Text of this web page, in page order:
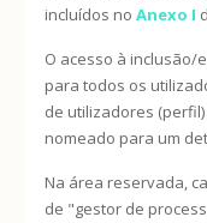
incluídos noAnexo I
O acesso à inclusão/
para todos os
de utilizadores
nomeado para um
Na área reservada,
de "gestor de